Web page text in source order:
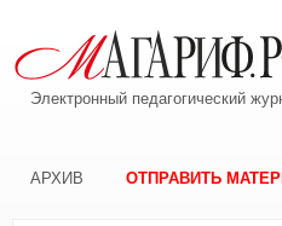
Электронный педагогический
АРХИВ ОТПРАВИТЬ